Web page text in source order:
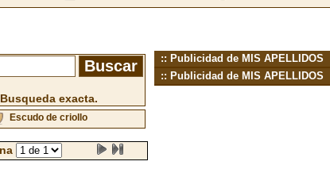
Busqueda exacta.
Escudo de criollo
:: Publicidad de MIS APELLIDOS
:: Publicidad de MIS APELLIDOS